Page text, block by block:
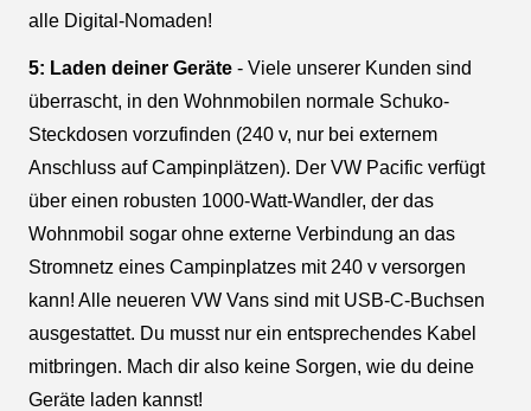
alle Digital-Nomaden!
5: Laden deiner Geräte - Viele unserer Kunden sind
überrascht, in den Wohnmobilen normale Schuko-
Steckdosen vorzufinden (240 v, nur bei externem
Anschluss auf Campinplätzen). Der VW Pacific verfügt
über einen robusten 1000-Watt-Wandler, der das
Wohnmobil sogar ohne externe Verbindung an das
Stromnetz eines Campinplatzes mit 240 v versorgen
kann! Alle neueren VW Vans sind mit USB-C-Buchsen
ausgestattet. Du musst nur ein entsprechendes Kabel
mitbringen. Mach dir also keine Sorgen, wie du deine
Geräte laden kannst!